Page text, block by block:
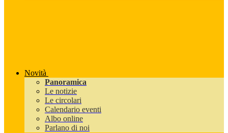
Novità
Panoramica
Le notizie
Le circolari
Calendario eventi
Albo online
Parlano di noi